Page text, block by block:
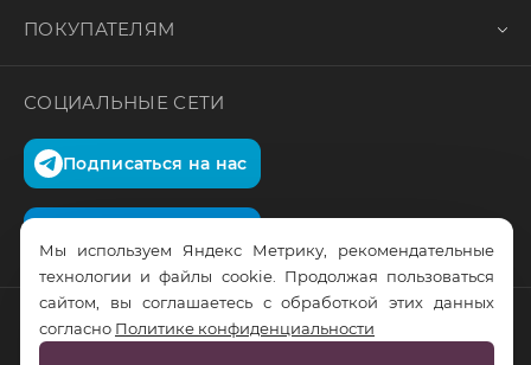
ПОКУПАТЕЛЯМ
СОЦИАЛЬНЫЕ СЕТИ
Подписаться на нас
© RusTrus. 2011-2026. Все права защищены
Мы используем Яндекс Метрику, рекомендательные
технологии и файлы cookie. Продолжая пользоваться
сайтом, вы соглашаетесь с обработкой этих данных
согласно Политике конфиденциальности